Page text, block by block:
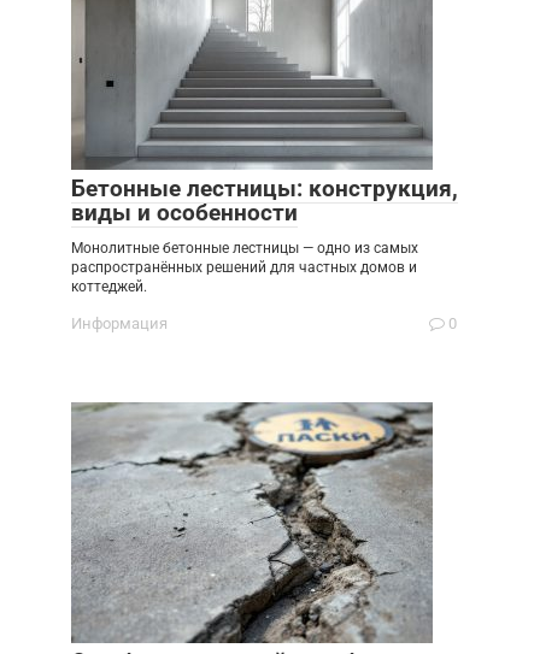
Бетонные лестницы: конструкция,
виды и особенности
Монолитные бетонные лестницы — одно из самых
распространённых решений для частных домов и
коттеджей.
Информация 0